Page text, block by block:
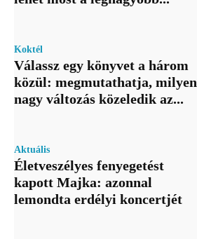
Koktél
Válassz egy könyvet a három
közül: megmutathatja, milyen
nagy változás közeledik az...
Aktuális
Életveszélyes fenyegetést
kapott Majka: azonnal
lemondta erdélyi koncertjét